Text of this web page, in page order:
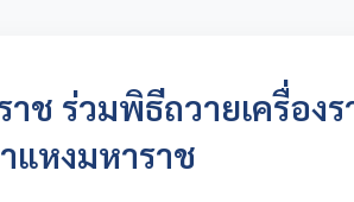
ช ร่วมพิธีถวายเครื่อง
แหงมหาราช